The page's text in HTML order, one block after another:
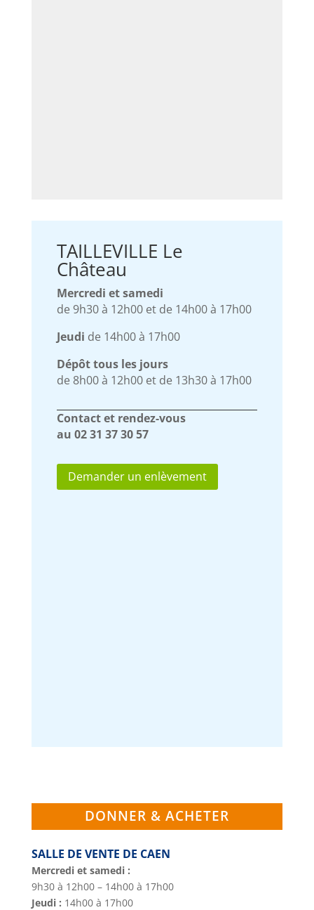
TAILLEVILLE Le
Château
Mercredi et samedi
de 9h30 à 12h00 et de 14h00 à 17h00
Jeudi de 14h00 à 17h00
Dépôt tous les jours
de 8h00 à 12h00 et de 13h30 à 17h00
Contact et rendez-vous
au 02 31 37 30 57
Demander un enlèvement
DONNER & ACHETER
SALLE DE VENTE DE CAEN
Mercredi et samedi :
9h30 à 12h00 – 14h00 à 17h00
Jeudi : 14h00 à 17h00